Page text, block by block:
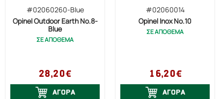
#02060260-Blue
Opinel Outdoor Earth No.8-
Blue
ΣΕ ΑΠΟΘΕΜΑ
28,20€
ΑΓΟΡΑ
#02060014
Opinel Inox No.10
ΣΕ ΑΠΟΘΕΜΑ
16,20€
ΑΓΟΡΑ